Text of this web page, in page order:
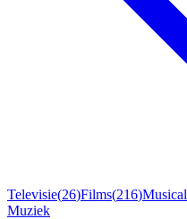
Televisie(26)Films(216)Musical
Muziek